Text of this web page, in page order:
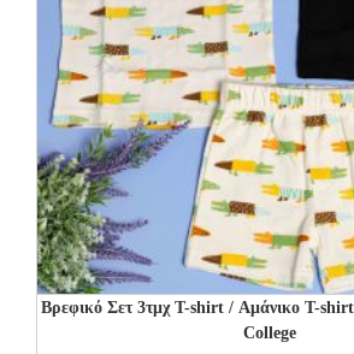
Βρεφικό Σετ 3τμχ T-shirt / Αμάνικο T-
College